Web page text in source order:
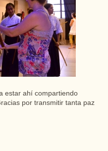
estar ahí compartiendo
por transmitir tanta paz